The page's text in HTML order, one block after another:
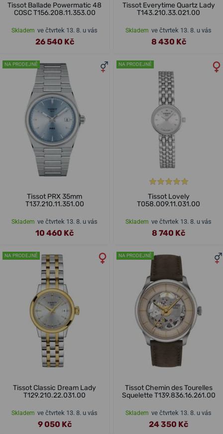
Tissot Ballade Powermatic 48
COSC T156.208.11.353.00
Skladem ve čtvrtek 13. 8. u vás
26 540 Kč
Tissot Everytime Quartz Lady
T143.210.33.021.00
Skladem ve čtvrtek 13. 8. u vás
8 430 Kč
NA PRODEJNĚ
Tissot PRX 35mm
T137.210.11.351.00
Skladem ve čtvrtek 13. 8. u vás
10 460 Kč
NA PRODEJNĚ
Tissot Lovely
T058.009.11.031.00
Skladem ve čtvrtek 13. 8. u vás
8 740 Kč
NA PRODEJNĚ
Tissot Classic Dream Lady
T129.210.22.031.00
Skladem ve čtvrtek 13. 8. u vás
9 050 Kč
NA PRODEJNĚ
Tissot Chemin des Tourelles
Squelette T139.836.16.261.00
Skladem ve čtvrtek 13. 8. u vás
24 350 Kč